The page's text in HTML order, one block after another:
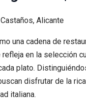
una cadena de
en la selección
plato.
disfrutar de la
italiana.